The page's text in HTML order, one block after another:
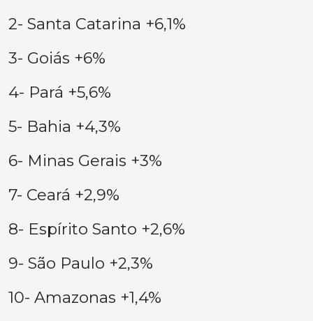
2- Santa Catarina +6,1%
3- Goiás +6%
4- Pará +5,6%
5- Bahia +4,3%
6- Minas Gerais +3%
7- Ceará +2,9%
8- Espírito Santo +2,6%
9- São Paulo +2,3%
10- Amazonas +1,4%